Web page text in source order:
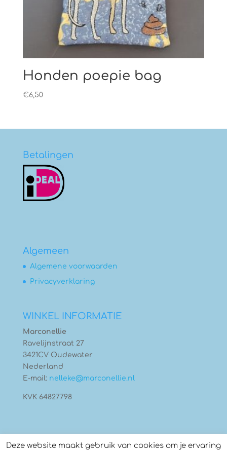
Honden poepie bag
€6,50
Betalingen
Algemeen
Algemene voorwaarden
Privacyverklaring
WINKEL INFORMATIE
Marconellie
Ravelijnstraat 27
3421CV Oudewater
Nederland
E-mail: nelleke@marconellie.nl
KVK 64827798
Deze website maakt gebruik van cookies om je ervaring